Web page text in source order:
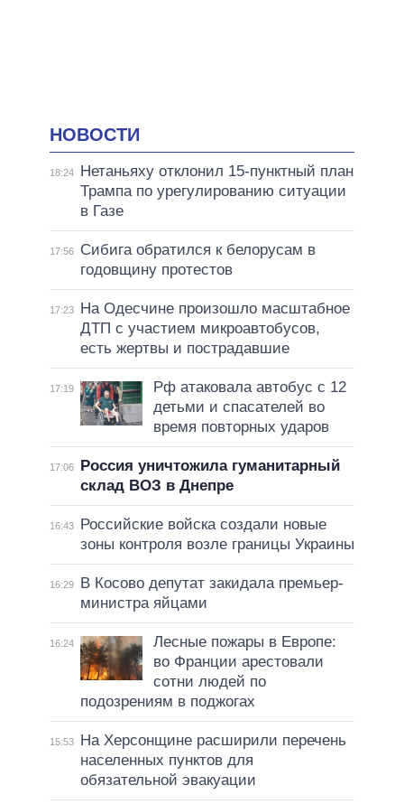
НОВОСТИ
18:24
Нетаньяху отклонил 15-пунктный план
Трампа по урегулированию ситуации
в Газе
17:56
Сибига обратился к белорусам в
годовщину протестов
17:23
На Одесчине произошло масштабное
ДТП с участием микроавтобусов,
есть жертвы и пострадавшие
17:19
Рф атаковала автобус с 12
детьми и спасателей во
время повторных ударов
17:06
Россия уничтожила гуманитарный
склад ВОЗ в Днепре
16:43
Российские войска создали новые
зоны контроля возле границы Украины
16:29
В Косово депутат закидала премьер-
министра яйцами
16:24
Лесные пожары в Европе:
во Франции арестовали
сотни людей по
подозрениям в поджогах
15:53
На Херсонщине расширили перечень
населенных пунктов для
обязательной эвакуации